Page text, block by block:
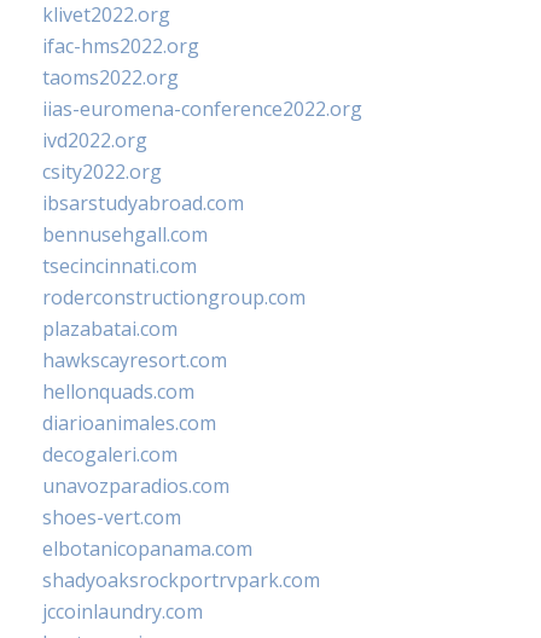
klivet2022.org
ifac-hms2022.org
taoms2022.org
iias-euromena-conference2022.org
ivd2022.org
csity2022.org
ibsarstudyabroad.com
bennusehgall.com
tsecincinnati.com
roderconstructiongroup.com
plazabatai.com
hawkscayresort.com
hellonquads.com
diarioanimales.com
decogaleri.com
unavozparadios.com
shoes-vert.com
elbotanicopanama.com
shadyoaksrockportrvpark.com
jccoinlaundry.com